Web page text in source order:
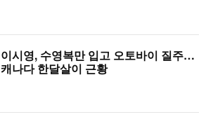
이시영, 수영복만 입고 오토바이 질주…
캐나다 한달살이 근황